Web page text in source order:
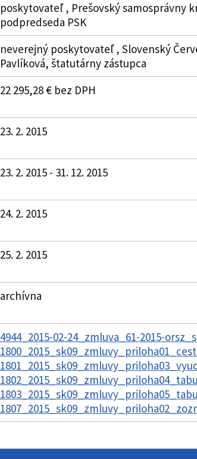
poskytovateľ , Prešovský samosprávny
podpredseda PSK
neverejný poskytovateľ , Slovenský
Pavlíková, štatutárny zástupca
22 295,28 € bez DPH
23. 2. 2015
23. 2. 2015 - 31. 12. 2015
24. 2. 2015
25. 2. 2015
archívna
4944_2015-02-24_zmluva_61-2015-